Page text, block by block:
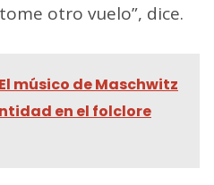
otro vuelo”, dice.
El músico de Maschwitz
en el folclore